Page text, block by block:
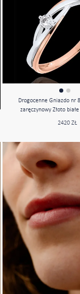
Drogocenne Gniazdo nr
zaręczynowy Złoto
2420 ZŁ